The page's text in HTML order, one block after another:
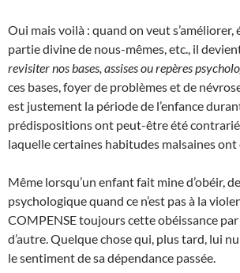
Oui mais voilà : quand on veut s’améliorer,
partie divine de nous-mêmes, etc., il
revisiter nos bases, assises ou repères
ces bases, foyer de problèmes et de
est justement la période de l’enfance
prédispositions ont peut-être été
laquelle certaines habitudes malsaines ont
Même lorsqu’un enfant fait mine d’obéir,
psychologique quand ce n’est pas à la
COMPENSE toujours cette obéissance
d’autre. Quelque chose qui, plus tard, lui
le sentiment de sa dépendance passée.